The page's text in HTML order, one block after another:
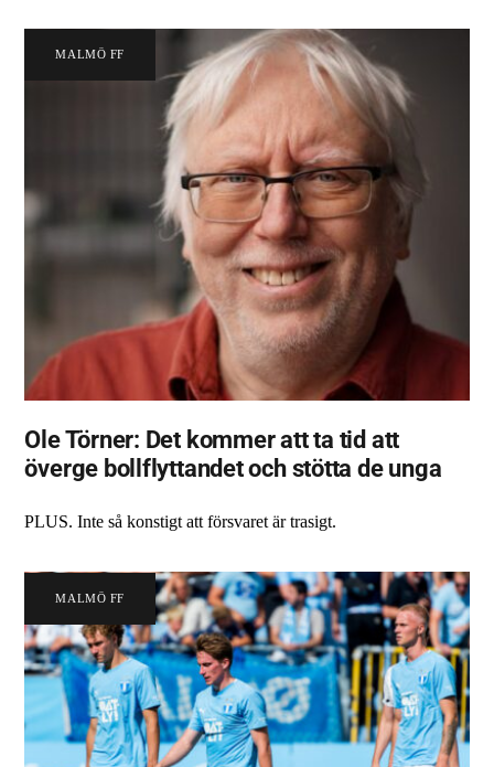
MALMÖ FF
Ole Törner: Det kommer att ta tid att
överge bollflyttandet och stötta de unga
PLUS. Inte så konstigt att försvaret är trasigt.
MALMÖ FF